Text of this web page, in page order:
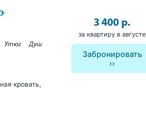
Утюг
Душ
кровать,
3 400 р.
за квартиру в августе
Забронировать